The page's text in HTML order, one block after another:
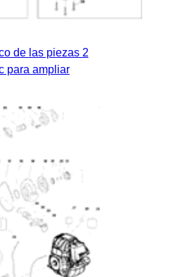
de las piezas 2
para ampliar